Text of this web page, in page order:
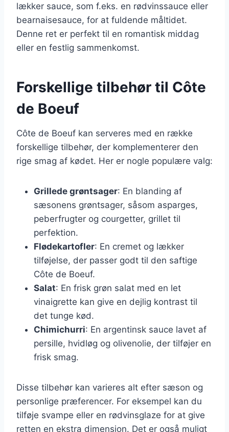
lækker sauce, som f.eks. en rødvinssauce eller
bearnaisesauce, for at fuldende måltidet.
Denne ret er perfekt til en romantisk middag
eller en festlig sammenkomst.
Forskellige tilbehør til Côte
de Boeuf
Côte de Boeuf kan serveres med en række
forskellige tilbehør, der komplementerer den
rige smag af kødet. Her er nogle populære valg:
Grillede grøntsager: En blanding af
sæsonens grøntsager, såsom asparges,
peberfrugter og courgetter, grillet til
perfektion.
Flødekartofler: En cremet og lækker
tilføjelse, der passer godt til den saftige
Côte de Boeuf.
Salat: En frisk grøn salat med en let
vinaigrette kan give en dejlig kontrast til
det tunge kød.
Chimichurri: En argentinsk sauce lavet af
persille, hvidløg og olivenolie, der tilføjer en
frisk smag.
Disse tilbehør kan varieres alt efter sæson og
personlige præferencer. For eksempel kan du
tilføje svampe eller en rødvinsglaze for at give
retten en ekstra dimension. Det er også muligt